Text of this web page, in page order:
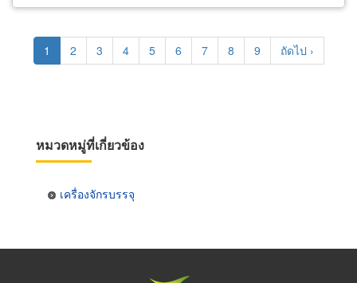
Pagination
Current
page
1 Page
2 Page
3 Page
4 Page
5 Page
6 Page
7 Page
8 Page
9
Next
page
ถัดไป ›
หมวดหมู่ที่เกี่ยวข้อง
เครื่องจักรบรรจุ